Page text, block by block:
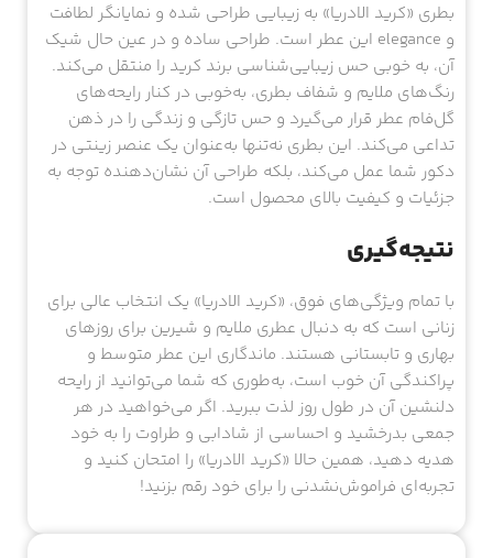
بطری «کرید الادریا» به زیبایی طراحی شده و نمایانگر لطافت
و elegance این عطر است. طراحی ساده و در عین حال شیک
آن، به خوبی حس زیبایی‌شناسی برند کرید را منتقل می‌کند.
رنگ‌های ملایم و شفاف بطری، به‌خوبی در کنار رایحه‌های
گل‌فام عطر قرار می‌گیرد و حس تازگی و زندگی را در ذهن
تداعی می‌کند. این بطری نه‌تنها به‌عنوان یک عنصر زینتی در
دکور شما عمل می‌کند، بلکه طراحی آن نشان‌دهنده توجه به
جزئیات و کیفیت بالای محصول است.
نتیجه‌گیری
با تمام ویژگی‌های فوق، «کرید الادریا» یک انتخاب عالی برای
زنانی است که به دنبال عطری ملایم و شیرین برای روزهای
بهاری و تابستانی هستند. ماندگاری این عطر متوسط و
پراکندگی آن خوب است، به‌طوری که شما می‌توانید از رایحه
دلنشین آن در طول روز لذت ببرید. اگر می‌خواهید در هر
جمعی بدرخشید و احساسی از شادابی و طراوت را به خود
هدیه دهید، همین حالا «کرید الادریا» را امتحان کنید و
تجربه‌ای فراموش‌نشدنی را برای خود رقم بزنید!